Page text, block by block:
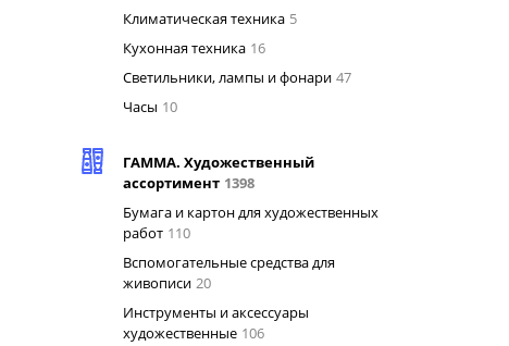
Климатическая техника 5
Кухонная техника 16
Светильники, лампы и фонари 47
Часы 10
ГАММА. Художественный
ассортимент 1398
Бумага и картон для художественных
работ 110
Вспомогательные средства для
живописи 20
Инструменты и аксессуары
художественные 106